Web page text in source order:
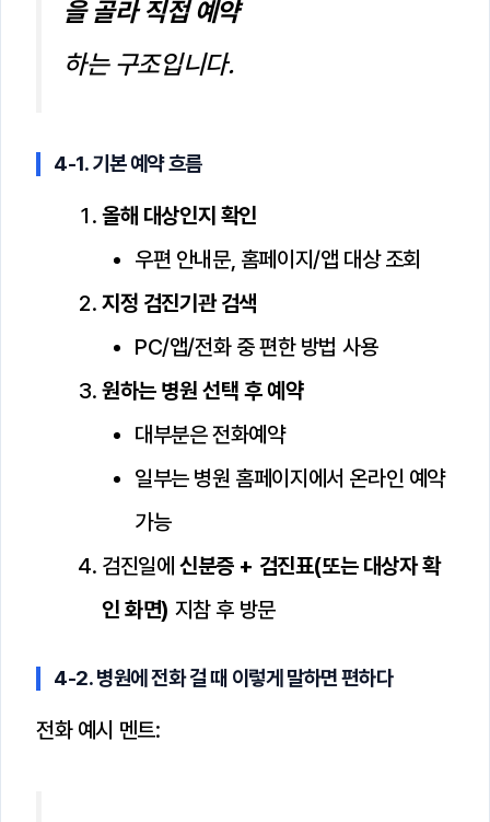
을 골라 직접 예약
하는 구조입니다.
4-1. 기본 예약 흐름
올해 대상인지 확인
우편 안내문, 홈페이지/앱 대상 조회
지정 검진기관 검색
PC/앱/전화 중 편한 방법 사용
원하는 병원 선택 후 예약
대부분은 전화예약
일부는 병원 홈페이지에서 온라인 예약
가능
검진일에 신분증 + 검진표(또는 대상자 확
인 화면) 지참 후 방문
4-2. 병원에 전화 걸 때 이렇게 말하면 편하다
전화 예시 멘트: